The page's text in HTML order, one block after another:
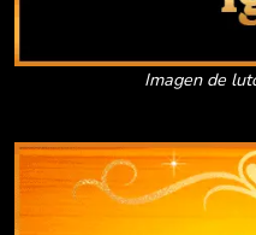
Imagen de